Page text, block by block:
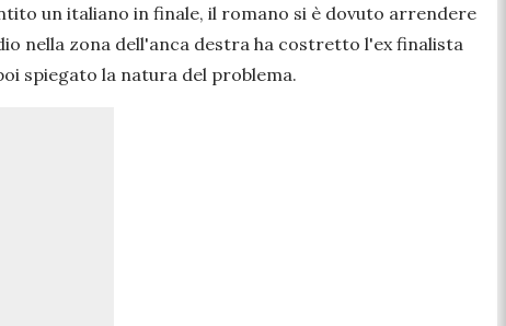
un italiano in finale, il romano si è dovuto arrendere
nella zona dell'anca destra ha costretto l'ex finalista
spiegato la natura del problema.